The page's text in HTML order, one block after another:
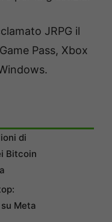
JRPG il
Pass, Xbox
di
Bitcoin
Meta